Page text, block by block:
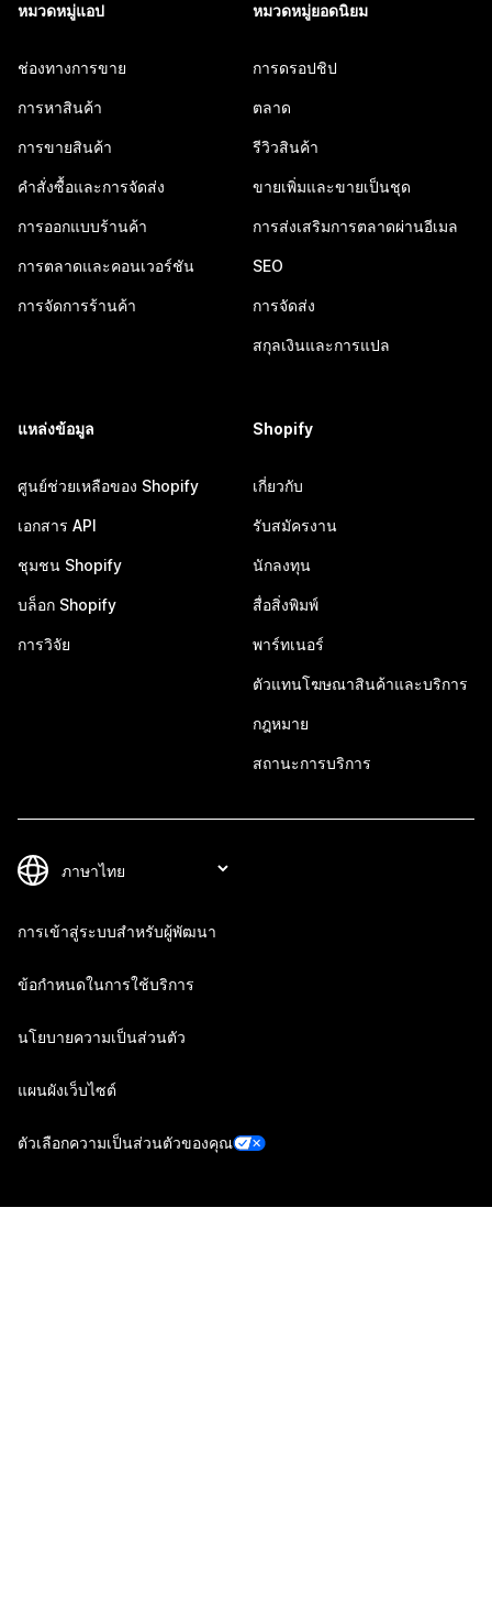
หมวดหมู่แอป
ช่องทางการขาย
การหาสินค้า
การขายสินค้า
คำสั่งซื้อและการจัดส่ง
การออกแบบร้านค้า
การตลาดและคอนเวอร์ชัน
การจัดการร้านค้า
หมวดหมู่ยอดนิยม
การดรอปชิป
ตลาด
รีวิวสินค้า
ขายเพิ่มและขายเป็นชุด
การส่งเสริมการตลาดผ่านอีเมล
SEO
การจัดส่ง
สกุลเงินและการแปล
แหล่งข้อมูล
ศูนย์ช่วยเหลือของ Shopify
เอกสาร API
ชุมชน Shopify
บล็อก Shopify
การวิจัย
Shopify
เกี่ยวกับ
รับสมัครงาน
นักลงทุน
สื่อสิ่งพิมพ์
พาร์ทเนอร์
ตัวแทนโฆษณาสินค้าและบริการ
กฎหมาย
สถานะการบริการ
การเข้าสู่ระบบสำหรับผู้พัฒนา
ข้อกำหนดในการใช้บริการ
นโยบายความเป็นส่วนตัว
แผนผังเว็บไซต์
ตัวเลือกความเป็นส่วนตัวของคุณ